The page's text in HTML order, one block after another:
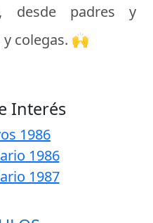
desde padres y
colegas. 🙌
Interés
1986
1986
1987